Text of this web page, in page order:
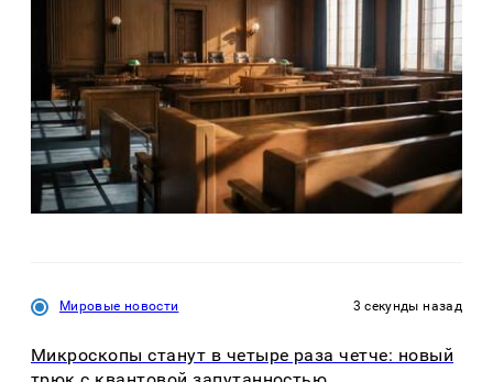
Мировые новости 3 секунды назад
Микроскопы станут в четыре раза четче: новый